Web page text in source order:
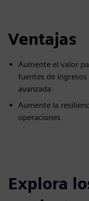
Ventajas
Aumente el valor
fuentes de
avanzada
Aumente la
operaciones
Explora